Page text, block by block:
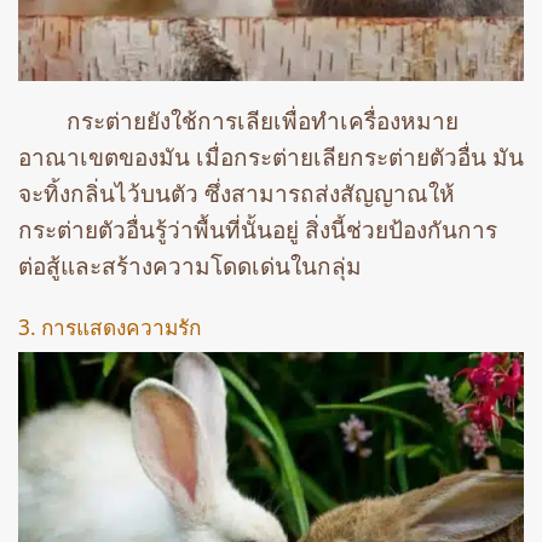
กระต่ายยังใช้การเลียเพื่อทำเครื่องหมาย
อาณาเขตของมัน เมื่อกระต่ายเลียกระต่ายตัวอื่น มัน
จะทิ้งกลิ่นไว้บนตัว ซึ่งสามารถส่งสัญญาณให้
กระต่ายตัวอื่นรู้ว่าพื้นที่นั้นอยู่ สิ่งนี้ช่วยป้องกันการ
ต่อสู้และสร้างความโดดเด่นในกลุ่ม
3. การแสดงความรัก